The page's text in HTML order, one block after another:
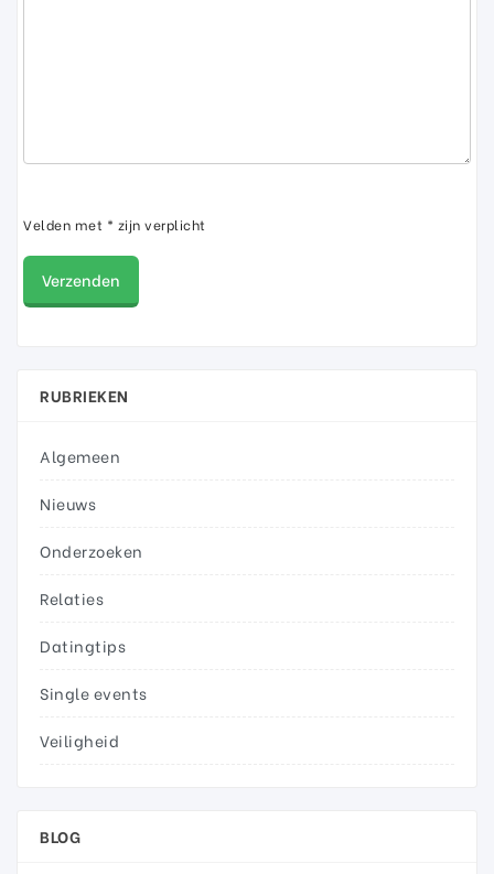
Velden met * zijn verplicht
RUBRIEKEN
Algemeen
Nieuws
Onderzoeken
Relaties
Datingtips
Single events
Veiligheid
BLOG